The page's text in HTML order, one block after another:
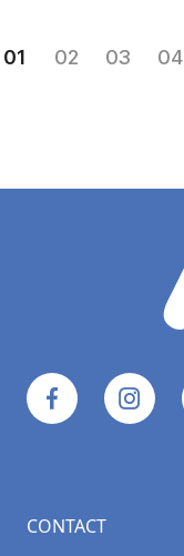
01 02 03 04
CONTACT